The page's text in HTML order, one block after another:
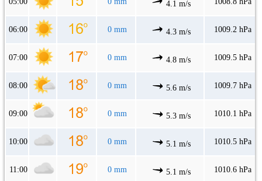
4.1 m/s
06:00 0 mm 4.3 m/s 1009.2 hPa
07:00 0 mm 4.8 m/s 1009.5 hPa
08:00 0 mm 5.6 m/s 1009.7 hPa
09:00 0 mm 5.3 m/s 1010.1 hPa
10:00 0 mm 5.1 m/s 1010.5 hPa
11:00 0 mm 5.1 m/s 1010.6 hPa